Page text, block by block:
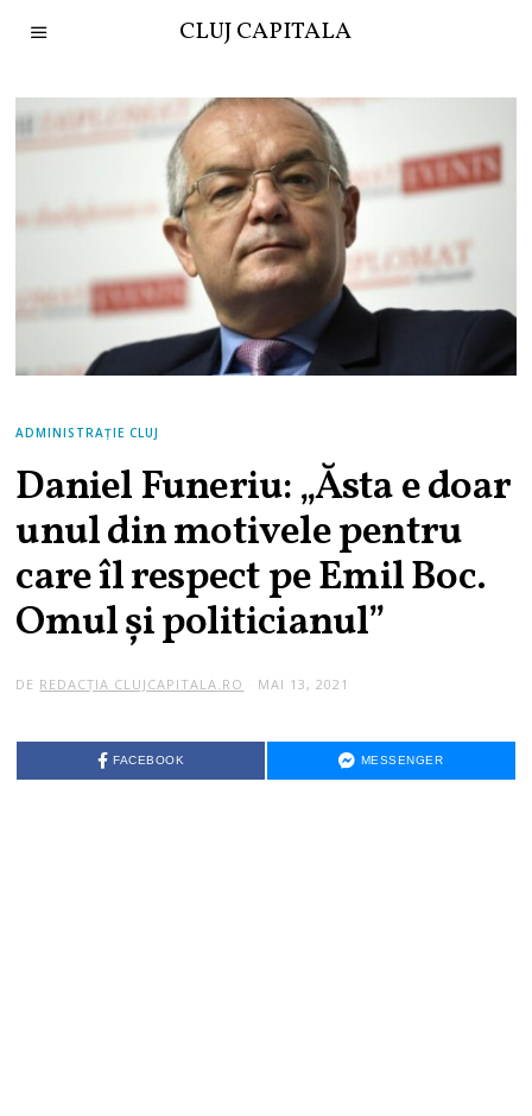
CLUJ CAPITALA
ADMINISTRAȚIE CLUJ
Daniel Funeriu: „Ăsta e doar
unul din motivele pentru
care îl respect pe Emil Boc.
Omul şi politicianul”
DE REDACȚIA CLUJCAPITALA.RO MAI 13, 2021
I
E
FACEBOOK MESSENGER